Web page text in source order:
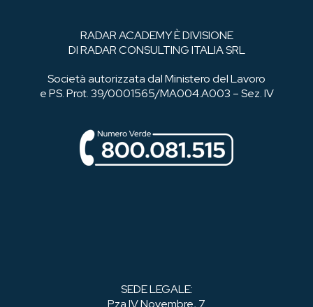
RADAR ACADEMY È DIVISIONE
DI RADAR CONSULTING ITALIA SRL
Società autorizzata dal Ministero del Lavoro
e PS. Prot. 39/0001565/MA004.A003 – Sez. IV
SEDE LEGALE:
P.za IV Novembre, 7